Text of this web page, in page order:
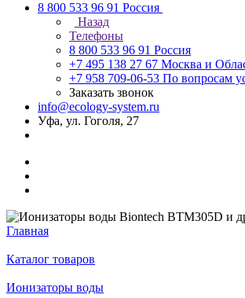
8 800 533 96 91 Россия
Назад
Телефоны
8 800 533 96 91 Россия
+7 495 138 27 67 Москва и
+7 958 709-06-53 По вопросам
Заказать звонок
info@ecology-system.ru
Уфа, ул. Гоголя, 27
Главная
Каталог товаров
Ионизаторы воды